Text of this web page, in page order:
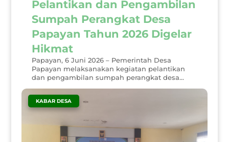
Pelantikan dan Pengambilan
Sumpah Perangkat Desa
Papayan Tahun 2026 Digelar
Hikmat
Papayan, 6 Juni 2026 – Pemerintah Desa
Papayan melaksanakan kegiatan pelantikan
dan pengambilan sumpah perangkat desa...
KABAR DESA